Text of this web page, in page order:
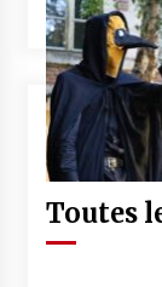
Toutes